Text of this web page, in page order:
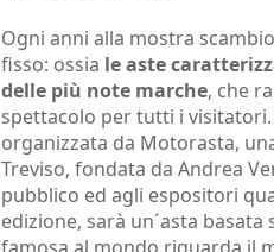
Ogni anni alla mostra
fisso: ossia le aste
delle più note marche, che
spettacolo per tutti i
organizzata da Motorasta,
Treviso, fondata da Andrea
pubblico ed agli espositori
edizione, sarà un´asta